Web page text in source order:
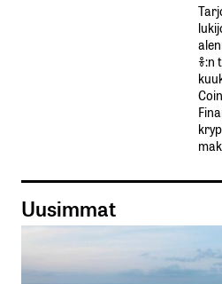
%:n
Uusimmat